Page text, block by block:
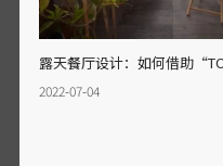
2022-07-04